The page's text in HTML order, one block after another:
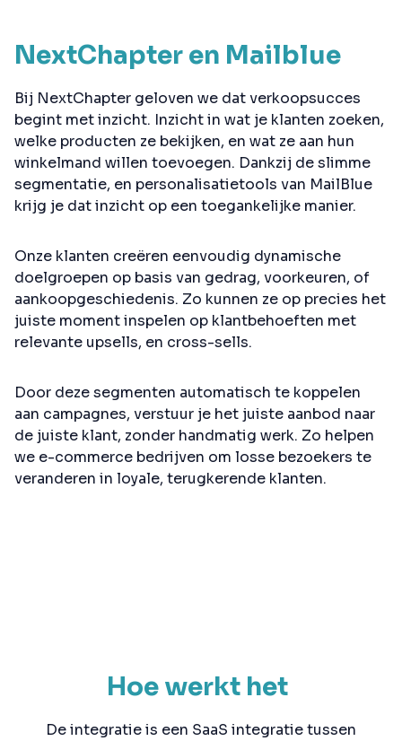
NextChapter en Mailblue
Bij NextChapter geloven we dat verkoopsucces
begint met inzicht. Inzicht in wat je klanten zoeken,
welke producten ze bekijken, en wat ze aan hun
winkelmand willen toevoegen. Dankzij de slimme
segmentatie, en personalisatietools van MailBlue
krijg je dat inzicht op een toegankelijke manier.
Onze klanten creëren eenvoudig dynamische
doelgroepen op basis van gedrag, voorkeuren, of
aankoopgeschiedenis. Zo kunnen ze op precies het
juiste moment inspelen op klantbehoeften met
relevante upsells, en cross-sells.
Door deze segmenten automatisch te koppelen
aan campagnes, verstuur je het juiste aanbod naar
de juiste klant, zonder handmatig werk. Zo helpen
we e-commerce bedrijven om losse bezoekers te
veranderen in loyale, terugkerende klanten.
Hoe werkt het
De integratie is een SaaS integratie tussen